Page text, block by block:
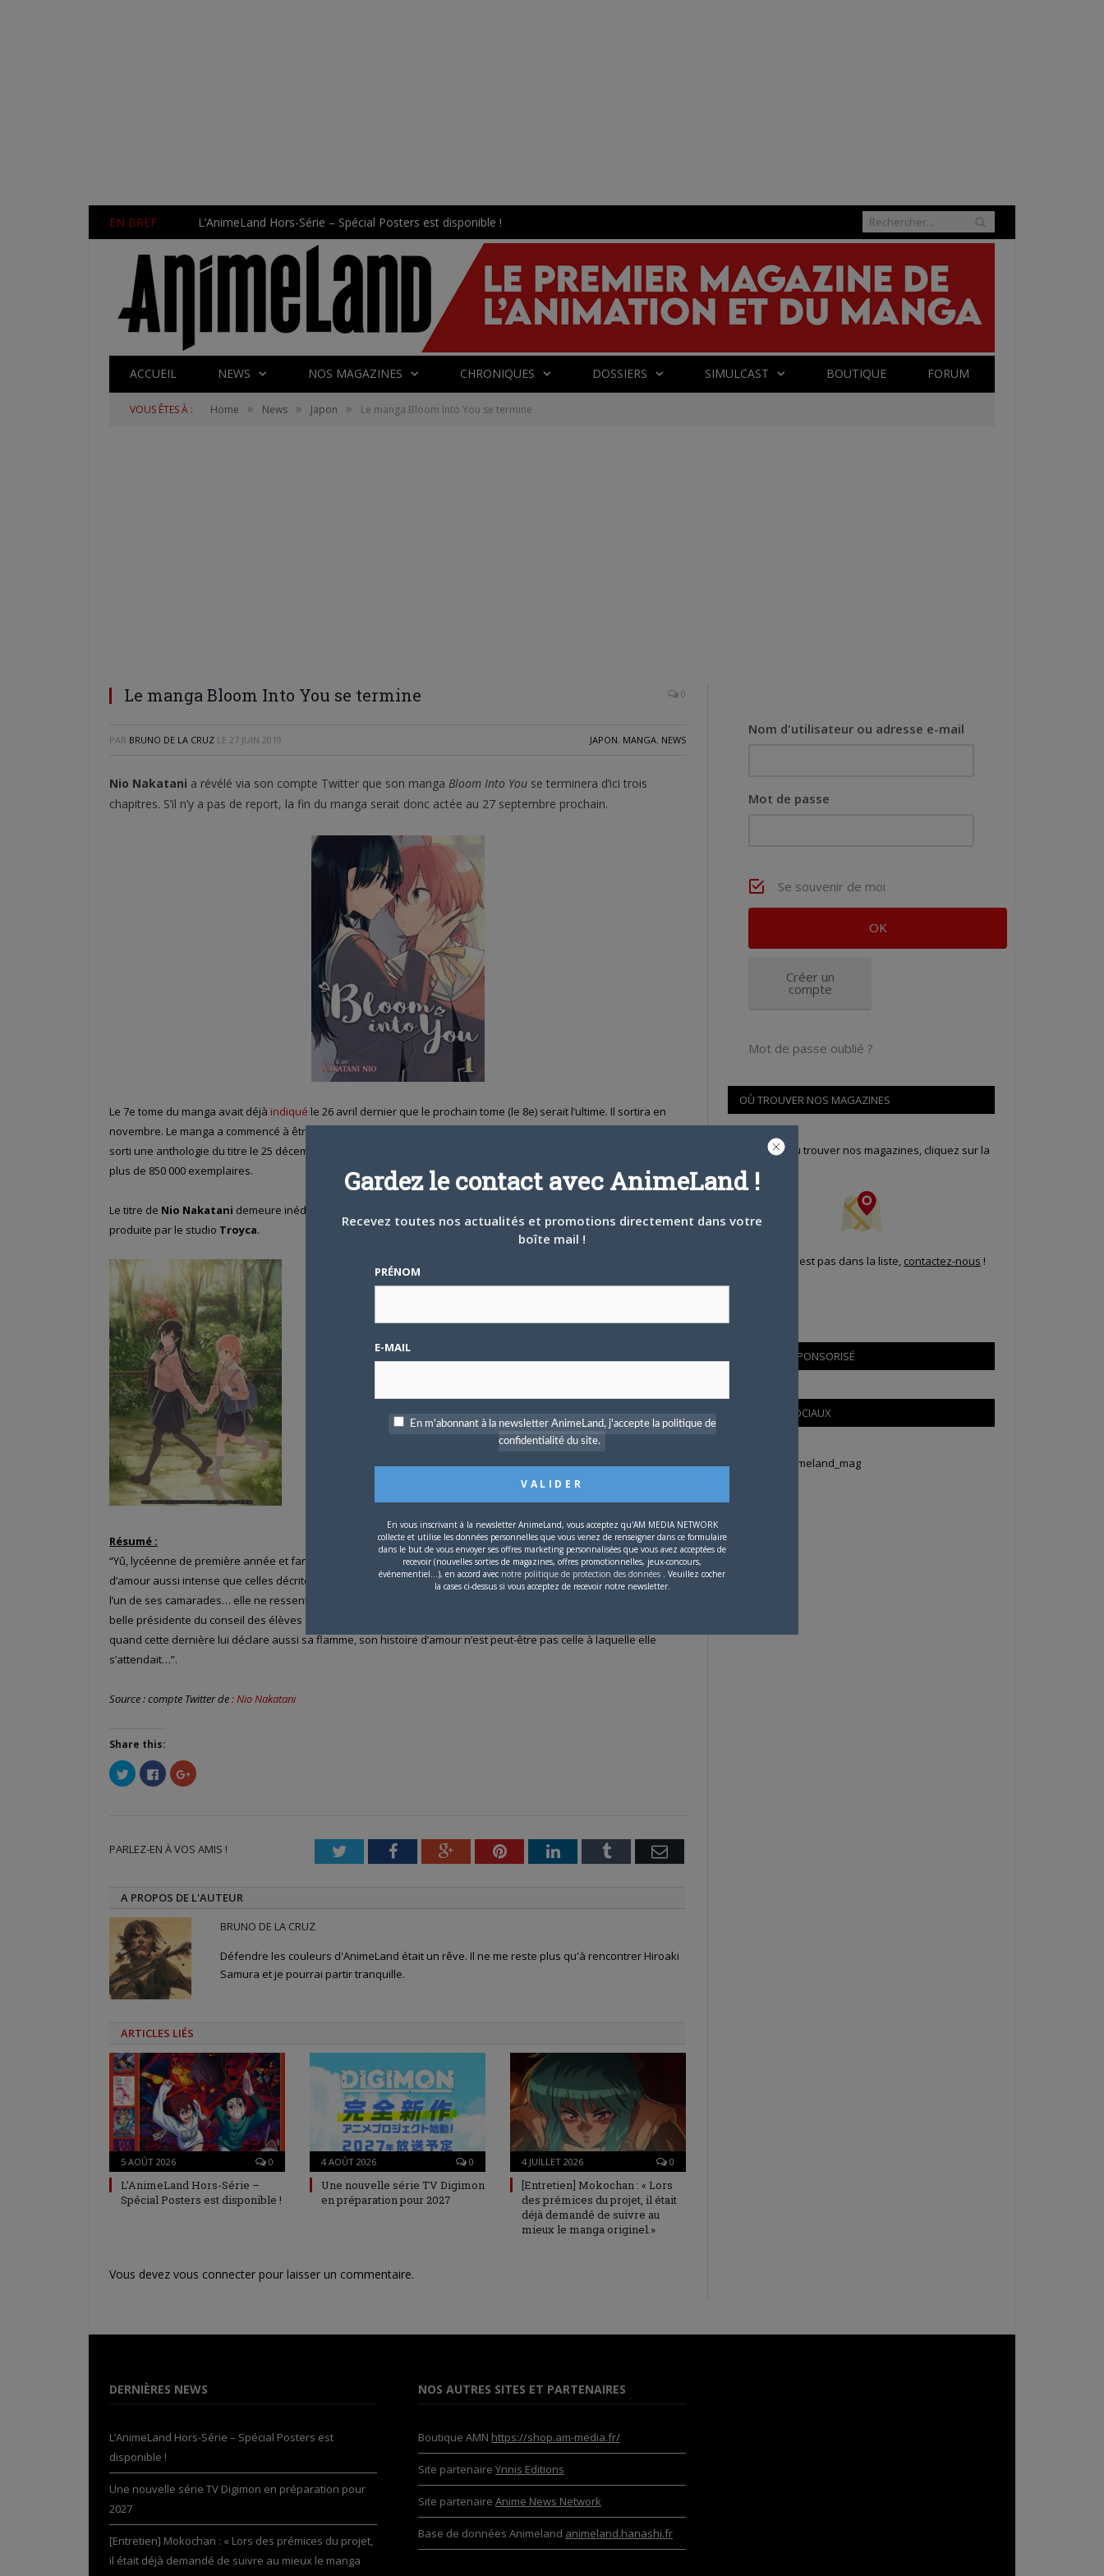
EN BREF L’AnimeLand Hors-Série – Spécial Posters est disponible !
ACCUEIL NEWS NOS MAGAZINES CHRONIQUES DOSSIERS SIMULCAST BOUTIQUE FORUM
VOUS ÊTES À : Home » News » Japon » Le manga Bloom Into You se termine
Le manga Bloom Into You se termine 0
PAR BRUNO DE LA CRUZ LE 27 JUIN 2019 JAPON, MANGA, NEWS
Nio Nakatani a révélé via son compte Twitter que son manga Bloom Into You se terminera d’ici trois
chapitres. S’il n’y a pas de report, la fin du manga serait donc actée au 27 septembre prochain.
Le 7e tome du manga avait déjà indiqué le 26 avril dernier que le prochain tome (le 8e) serait l’ultime. Il sortira en
novembre. Le manga a commencé à être sérialisé dans le
sorti une anthologie du titre le 25 décembre, ainsi qu’roman
plus de 850 000 exemplaires.
Le titre de Nio Nakatani demeure inédit en France (pour l’instant). On connait, via
produite par le studio Troyca.
Résumé :
“Yû, lycéenne de première année et fan de shôjo, attend avec impatience le jour où elle connaîtra une histoire
d’amour aussi intense que celles décrites dans ses mangas. Et pourtant, quand elle reçoit la déclaration d’amour de
l’un de ses camarades… elle ne ressent rien. Ne sachant pas quoi répondre, Yû demande de l’aide à Nanami, la
belle présidente du conseil des élèves qui rejette toujours ses prétendants avec beaucoup d’assurance. Mais,
quand cette dernière lui déclare aussi sa flamme, son histoire d’amour n’est peut-être pas celle à laquelle elle
s’attendait…”.
Source : compte Twitter de: Nio Nakatani
Share this:
Cliquez
pour
partager
nouvelle
fenêtre)
Cliquez
pour
partager
nouvelle
fenêtre)
Cliquez
pour
nouvelle
PARLEZ-EN À VOS AMIS ! TwitterFacebookGoogle+PinterestLinkedInTumblr Email
A PROPOS DE L'AUTEUR
BRUNO DE LA CRUZ
Défendre les couleurs d'AnimeLand était un rêve. Il ne me reste plus qu'à rencontrer Hiroaki
Samura et je pourrai partir tranquille.
ARTICLES LIÉS
5 AOÛT 2026 0
L’AnimeLand Hors-Série –
Spécial Posters est disponible !
4 AOÛT 2026 0
Une nouvelle série TV Digimon
en préparation pour 2027
4 JUILLET 2026 0
[Entretien] Mokochan : « Lors
des prémices du projet, il était
déjà demandé de suivre au
mieux le manga originel.»
Vous devez vous connecter pour laisser un commentaire.
Nom d'utilisateur ou adresse e-mail
Mot de passe
Se souvenir de moi
Créer un
compte
Mot de passe oublié ?
OÙ TROUVER NOS MAGAZINES
Pour savoir où trouver nos magazines, cliquez sur la
Si votre ville n'est pas dans la liste, contactez-nous !
CONTENU SPONSORISÉ
RÉSEAUX SOCIAUX
Tweets by Animeland_mag
DERNIÈRES NEWS
L’AnimeLand Hors-Série – Spécial Posters est
disponible !
Une nouvelle série TV Digimon en préparation pour
2027
[Entretien] Mokochan : « Lors des prémices du projet,
il était déjà demandé de suivre au mieux le manga
NOS AUTRES SITES ET PARTENAIRES
Boutique AMN https://shop.am-media.fr/
Site partenaire Ynnis Editions
Site partenaire Anime News Network
Base de données Animeland animeland.hanashi.fr
Gardez le contact avec AnimeLand !
Recevez toutes nos actualités et promotions directement dans votre
boîte mail !
PRÉNOM
E-MAIL
En m'abonnant à la newsletter AnimeLand, j'accepte la politique de
confidentialité du site.
En vous inscrivant à la newsletter AnimeLand, vous acceptez qu'AM MEDIA NETWORK
collecte et utilise les données personnelles que vous venez de renseigner dans ce formulaire
dans le but de vous envoyer ses offres marketing personnalisées que vous avez acceptées de
recevoir (nouvelles sorties de magazines, offres promotionnelles, jeux-concours,
événementiel...), en accord avec notre politique de protection des données . Veuillez cocher
la cases ci-dessus si vous acceptez de recevoir notre newsletter.